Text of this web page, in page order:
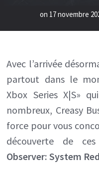
on 17 novembre
Avec l’arrivée
partout dans le
Xbox Series X|S»
nombreux, Creasy
force pour vous
découverte de
Observer: System